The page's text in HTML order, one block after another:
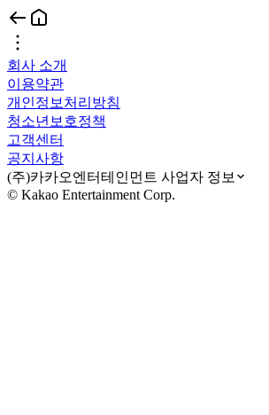
회사 소개
이용약관
개인정보처리방침
청소년보호정책
고객센터
공지사항
(주)카카오엔터테인먼트 사업자 정보
© Kakao Entertainment Corp.